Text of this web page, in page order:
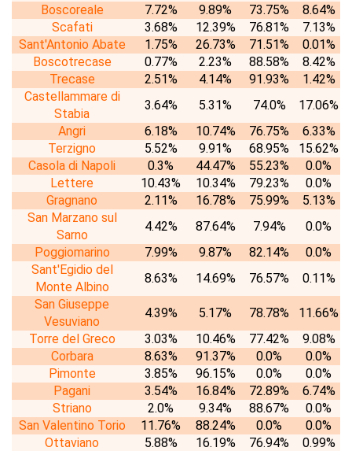
Boscoreale
7.72% 9.89% 73.75%
8.64%
Scafati
3.68% 12.39% 76.81%
7.13%
Sant'Antonio Abate
1.75% 26.73% 71.51%
0.01%
Boscotrecase
0.77% 2.23% 88.58%
8.42%
Trecase
2.51% 4.14% 91.93%
1.42%
Castellammare di
Stabia
3.64% 5.31% 74.0%
17.06%
Angri
6.18% 10.74% 76.75%
6.33%
Terzigno
5.52% 9.91% 68.95%
15.62%
Casola di Napoli
0.3% 44.47% 55.23%
0.0%
Lettere
10.43% 10.34% 79.23%
0.0%
Gragnano
2.11% 16.78% 75.99%
5.13%
San Marzano sul
Sarno
4.42% 87.64% 7.94%
0.0%
Poggiomarino
7.99% 9.87% 82.14%
0.0%
Sant'Egidio del
Monte Albino
8.63% 14.69% 76.57%
0.11%
San Giuseppe
Vesuviano
4.39% 5.17% 78.78%
11.66%
Torre del Greco
3.03% 10.46% 77.42%
9.08%
Corbara
8.63% 91.37% 0.0%
0.0%
Pimonte
3.85% 96.15% 0.0%
0.0%
Pagani
3.54% 16.84% 72.89%
6.74%
Striano
2.0% 9.34% 88.67%
0.0%
San Valentino Torio
11.76% 88.24% 0.0%
0.0%
Ottaviano
5.88% 16.19% 76.94%
0.99%